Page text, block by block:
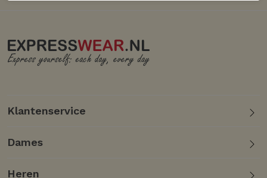
Klantenservice
Dames
Heren